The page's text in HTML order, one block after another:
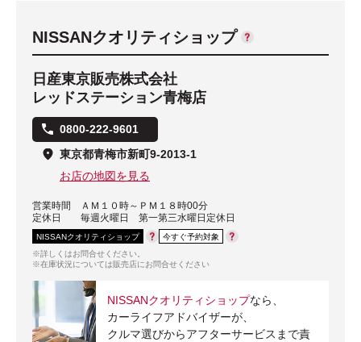
NISSANクオリティショップ
日産東京販売株式会社
レッドステーション青梅店
0800-222-9601
東京都青梅市新町9-2013-1
お店の地図を見る
営業時間
ＡＭ１０時～ＰＭ１８時00分
定休日
毎週火曜日 第一第三水曜日定休日
NISSANクオリティショップ
今すぐ予約対象
※詳しくはお問合せください。
※在庫状況については販売店にお問合せください
NISSANクオリティショップなら、
カーライフアドバイザーが、
クルマ選びからアフターサービスまで責